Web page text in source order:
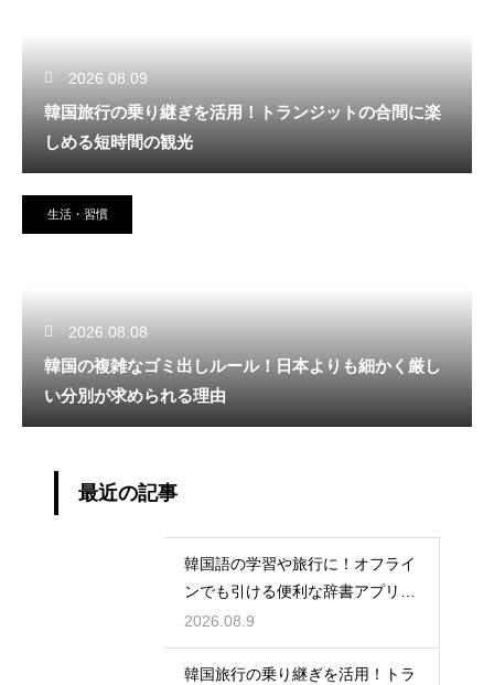
2026.08.09
韓国旅行の乗り継ぎを活用！トランジットの合間に楽
しめる短時間の観光
生活・習慣
2026.08.08
韓国の複雑なゴミ出しルール！日本よりも細かく厳し
い分別が求められる理由
最近の記事
韓国語の学習や旅行に！オフライ
ンでも引ける便利な辞書アプリの
活用法
2026.08.9
韓国旅行の乗り継ぎを活用！トラ